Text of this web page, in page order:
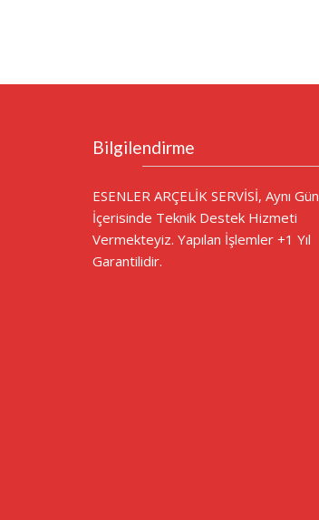
Bilgilendirme
ESENLER ARÇELİK SERVİSİ, Aynı Gün
İçerisinde Teknik Destek Hizmeti
Vermekteyiz. Yapılan İşlemler +1 Yıl
Garantilidir.